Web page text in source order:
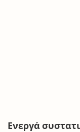
Ενεργά